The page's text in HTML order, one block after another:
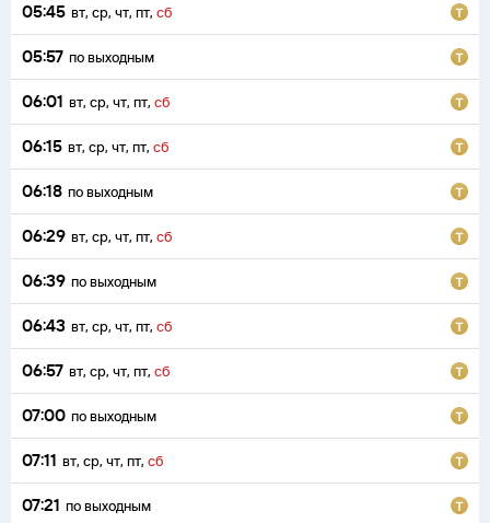
05:45 вт, ср, чт, пт, сб
05:57 по выходным
06:01 вт, ср, чт, пт, сб
06:15 вт, ср, чт, пт, сб
06:18 по выходным
06:29 вт, ср, чт, пт, сб
06:39 по выходным
06:43 вт, ср, чт, пт, сб
06:57 вт, ср, чт, пт, сб
07:00 по выходным
07:11 вт, ср, чт, пт, сб
07:21 по выходным